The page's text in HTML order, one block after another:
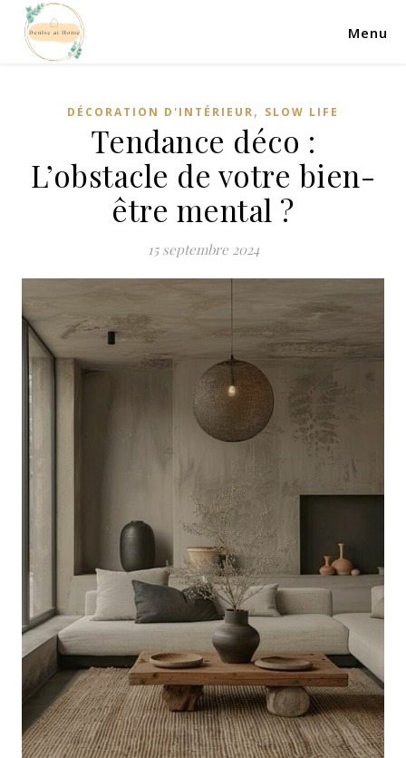
Menu
DÉCORATION D'INTÉRIEUR, SLOW LIFE
Tendance déco :
L’obstacle de votre bien-
être mental ?
15 septembre 2024